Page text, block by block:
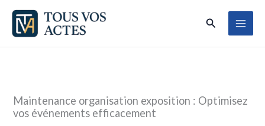
Aller
contenu
Rechercher
Maintenance organisation exposition : Optimisez
vos événements efficacement